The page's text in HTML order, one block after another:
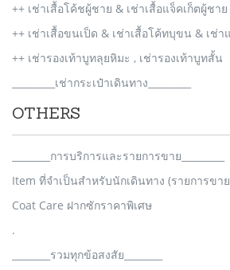
++ เช่าเสื้อโค้ชผู้ชาย & เช่าเสื้อแจ็คเก็ตผู้ชาย
++ เช่าเสื้อขนเป็ด & เช่าเสื้อโค้ทบุขน & เช่
++ เช่ารองเท้าบูทลุยหิมะ , เช่ารองเท้าบูทสั้น
_________เช่ากระเป๋าเดินทาง_________
OTHERS
________การบริการและรายการขาย_________
Item ที่จำเป็นสำหรับนักเดินทาง (รายการขา
Coat Care ฝากซักราคาพิเศษ
.
________รวมทุกข้อสงสัย________